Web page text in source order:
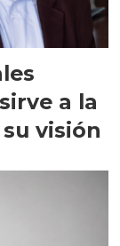
a la
visión